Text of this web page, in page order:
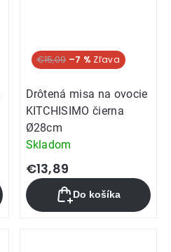
€15,09 –7 %
Drôtená misa na ovocie
KITCHISIMO čierna
Ø28cm
Skladom
€13,89
Do košíka